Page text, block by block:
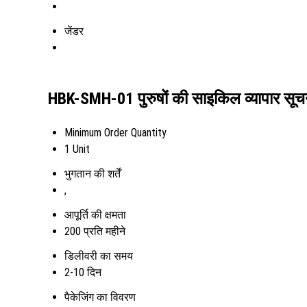
जेंडर
HBK-SMH-01 पुरुषों की साइकिल व्यापार
Minimum Order Quantity
1 Unit
भुगतान की शर्तें
,
आपूर्ति की क्षमता
200 प्रति महीने
डिलीवरी का समय
2-10 दिन
पैकेजिंग का विवरण